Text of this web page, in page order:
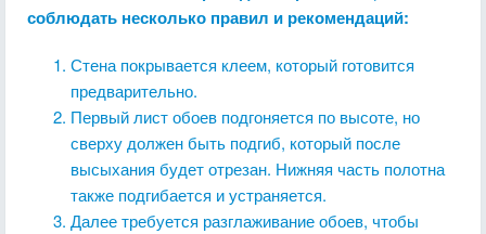
соблюдать несколько правил и рекомендаций:
Стена покрывается клеем, который готовится
предварительно.
Первый лист обоев подгоняется по высоте, но
сверху должен быть подгиб, который после
высыхания будет отрезан. Нижняя часть полотна
также подгибается и устраняется.
Далее требуется разглаживание обоев, чтобы